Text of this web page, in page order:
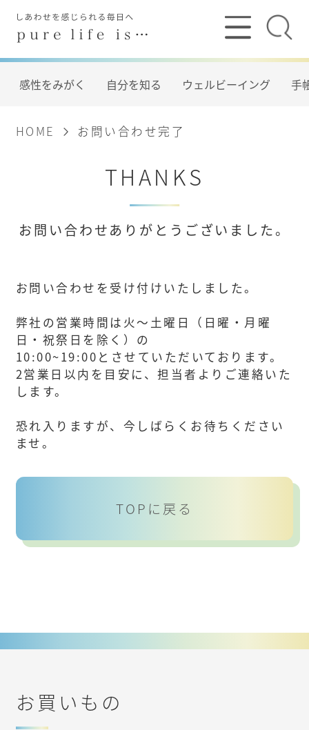
感性をみがく 自分を知る ウェルビーイング 手
HOME お問い合わせ完了
THANKS
お問い合わせありがとうございました。
お問い合わせを受け付けいたしました。
弊社の営業時間は火〜土曜日（日曜・月曜
日・祝祭日を除く）の
10:00~19:00とさせていただいております。
2営業日以内を目安に、担当者よりご連絡いた
します。
恐れ入りますが、今しばらくお待ちください
ませ。
TOPに戻る
お買いもの